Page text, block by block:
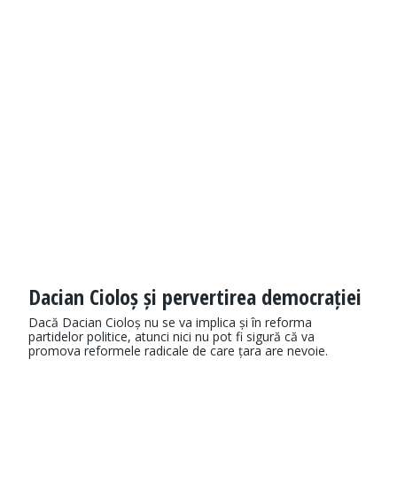
Dacian Cioloș și pervertirea democrației
Dacă Dacian Cioloș nu se va implica și în reforma
partidelor politice, atunci nici nu pot fi sigură că va
promova reformele radicale de care țara are nevoie.